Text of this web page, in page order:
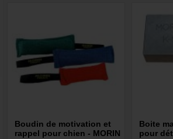
Boudin de motivation et
rappel pour chien - MORIN
Boite
pour